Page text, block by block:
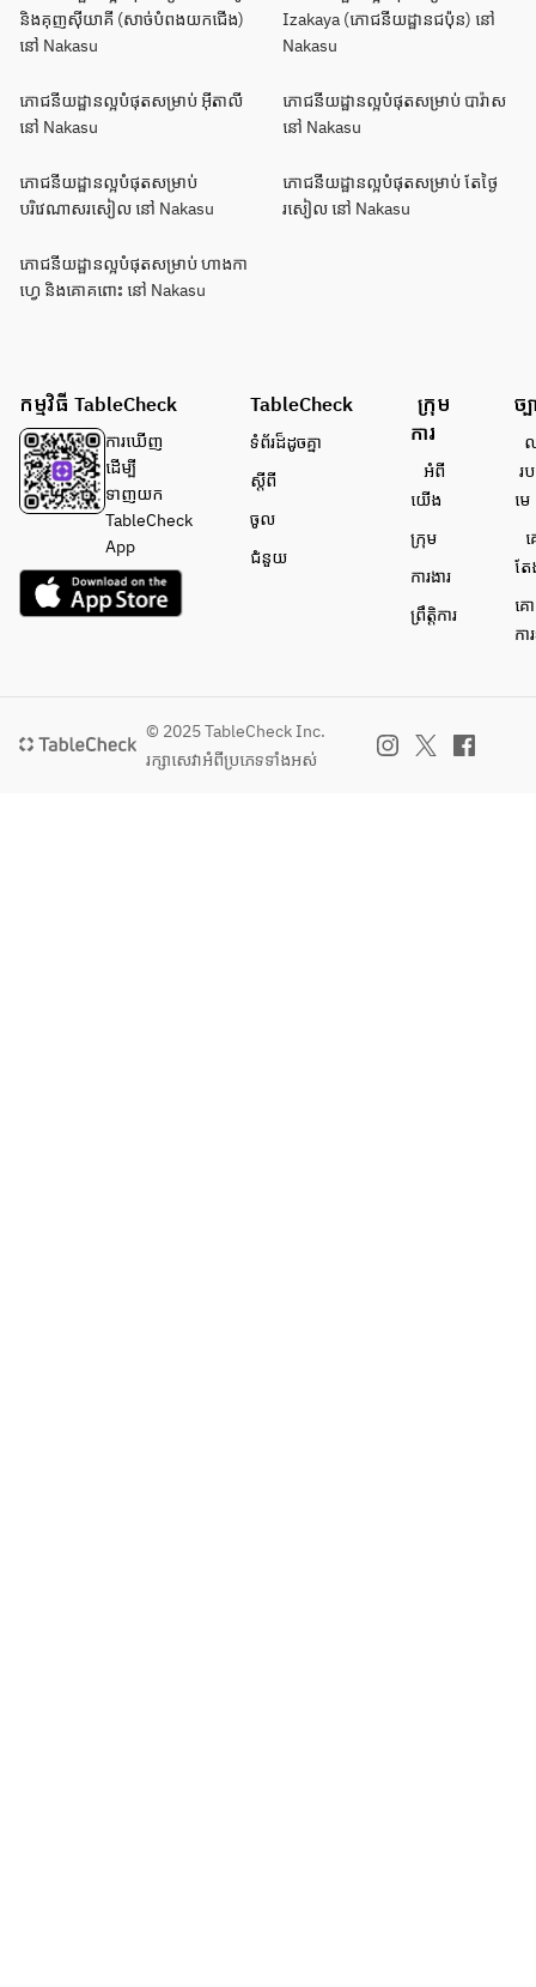
និងគុញសុីយាគី (សាច់បំពងយកជើង)
នៅ Nakasu
Izakaya (ភោជនីយដ្ឋានជប៉ុន) នៅ
Nakasu
ភោជនីយដ្ឋានល្អបំផុតសម្រាប់ អ៊ីតាលី
នៅ Nakasu
ភោជនីយដ្ឋានល្អបំផុតសម្រាប់ បារ៉ាស
នៅ Nakasu
ភោជនីយដ្ឋានល្អបំផុតសម្រាប់
បរិវេណាសរសៀល នៅ Nakasu
ភោជនីយដ្ឋានល្អបំផុតសម្រាប់ តែថ្ងៃ
រសៀល នៅ Nakasu
ភោជនីយដ្ឋានល្អបំផុតសម្រាប់ ហាងកា
ហ្វេ និងគោគពោះ នៅ Nakasu
កម្មវិធី TableCheck
ការ​ឃើញ
ដើម្បី​
ទាញយក
TableCheck
App
TableCheck
ទំព័រ​ដ៏ដូចគ្នា
ស្តីពី
ចូល
ជំនួយ
ក្រុម
ការ
អំពី​
យើង
ក្រុម
ការងារ
ព្រឹត្តិការ
ច្
រ
មេ
តែ
គ
កា
© 2025 TableCheck Inc.
រក្សាសេវា​អំពីប្រភេទទាំងអស់